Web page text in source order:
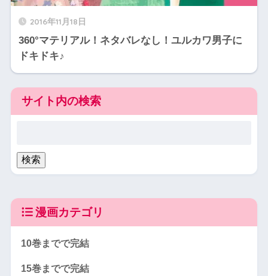
2016年11月18日
360°マテリアル！ネタバレなし！ユルカワ男子に
ドキドキ♪
サイト内の検索
漫画カテゴリ
10巻までで完結
15巻までで完結